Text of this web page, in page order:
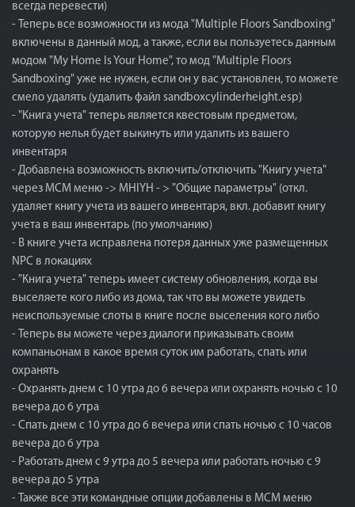
всегда перевести)
- Теперь все возможности из мода "Multiple Floors Sandboxing"
включены в данный мод, а также, если вы пользуетесь данным
модом "My Home Is Your Home", то мод "Multiple Floors
Sandboxing" уже не нужен, если он у вас установлен, то можете
смело удалять (удалить файл sandboxcylinderheight.esp)
- "Книга учета" теперь является квестовым предметом,
которую нелья будет выкинуть или удалить из вашего
инвентаря
- Добавлена возможность включить/отключить "Книгу учета"
через MCM меню -> MHIYH - > "Общие параметры" (откл.
удаляет книгу учета из вашего инвентаря, вкл. добавит книгу
учета в ваш инвентарь (по умолчанию)
- В книге учета исправлена потеря данных уже размещенных
NPC в локациях
- "Книга учета" теперь имеет систему обновления, когда вы
выселяете кого либо из дома, так что вы можете увидеть
неиспользуемые слоты в книге после выселения кого либо
- Теперь вы можете через диалоги приказывать своим
компаньонам в какое время суток им работать, спать или
охранять
- Охранять днем с 10 утра до 6 вечера или охранять ночью с 10
вечера до 6 утра
- Спать днем с 10 утра до 6 вечера или спать ночью с 10 часов
вечера до 6 утра
- Работать днем с 9 утра до 5 вечера или работать ночью с 9
вечера до 5 утра
- Также все эти командные опции добавлены в МСМ меню